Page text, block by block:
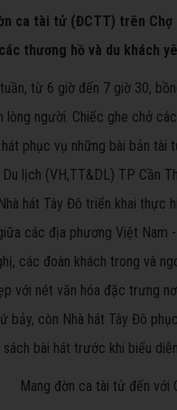
ca tài tử (ĐCTT) trên Chợ
thương hồ và du khách
từ 6 giờ đến 7 giờ 30,
người. Chiếc ghe chở
phục vụ những bài bản
lịch (VH,TT&DL) TP Cần
hát Tây Đô triển khai
các địa phương Việt
các đoàn khách trong và
với nét văn hóa đặc trưng
bảy, còn Nhà hát Tây Đô
bài hát trước khi biểu